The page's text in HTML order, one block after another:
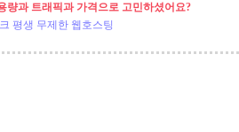
량과 트래픽과 가격으로 고민하셨어요?
평생 무제한 웹호스팅